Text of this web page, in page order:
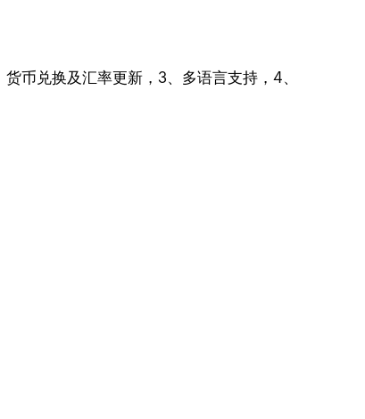
币兑换及汇率更新，3、多语言支持，4、